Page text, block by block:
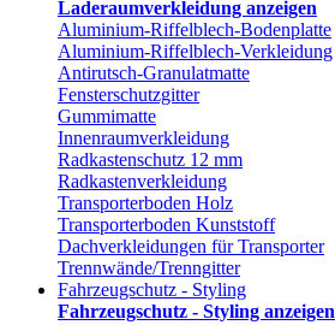
Laderaumverkleidung anzeigen
Aluminium-Riffelblech-Bodenplatte
Aluminium-Riffelblech-Verkleidung
Antirutsch-Granulatmatte
Fensterschutzgitter
Gummimatte
Innenraumverkleidung
Radkastenschutz 12 mm
Radkastenverkleidung
Transporterboden Holz
Transporterboden Kunststoff
Dachverkleidungen für Transporter
Trennwände/Trenngitter
Fahrzeugschutz - Styling
Fahrzeugschutz - Styling anzeigen